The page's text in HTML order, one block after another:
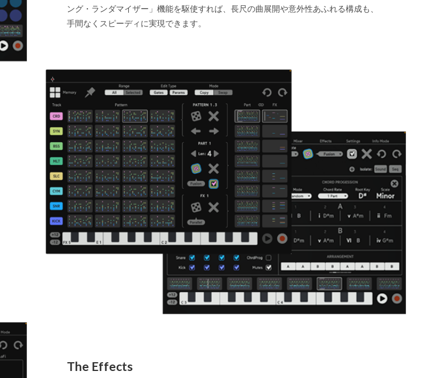
ング・ランダマイザー」機能を駆使すれば、長尺の曲展開や意外性あふれる構成も、
手間なくスピーディに実現できます。
The Effects